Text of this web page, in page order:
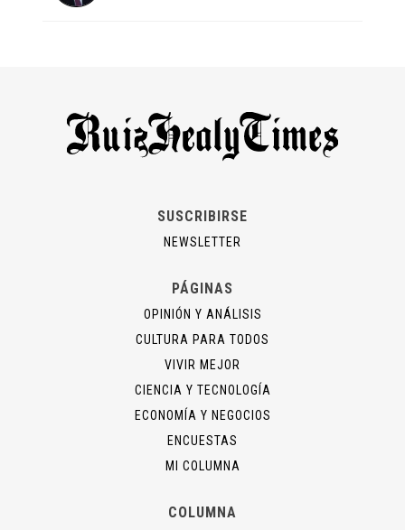
SUSCRIBIRSE
NEWSLETTER
PÁGINAS
OPINIÓN Y ANÁLISIS
CULTURA PARA TODOS
VIVIR MEJOR
CIENCIA Y TECNOLOGÍA
ECONOMÍA Y NEGOCIOS
ENCUESTAS
MI COLUMNA
COLUMNA